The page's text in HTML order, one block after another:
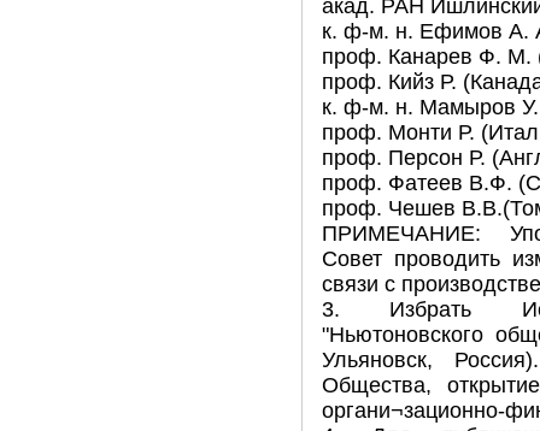
акад. РАН
к. ф-м. н. Ефимов А.
проф. Канарев Ф. М.
проф. Кийз Р.
к. ф-м. н. Мамыров У.
проф. Монти Р.
проф. Персон Р.
проф. Фатеев В.Ф.
проф. Чешев
ПРИМЕЧАНИЕ:
Совет проводить
связи с
3. Избрать
"Ньютоновского
Ульяновск,
Общества,
органи¬зационно-